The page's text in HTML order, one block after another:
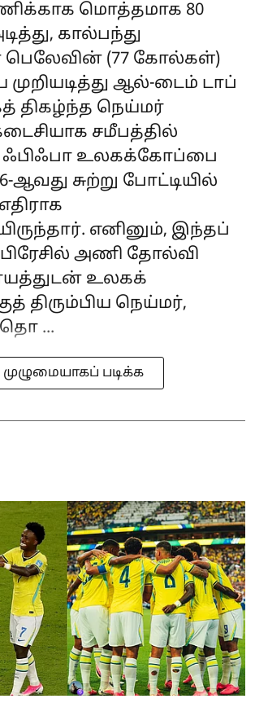
மொத்தமாக 80
கால்பந்து
(77 கோல்கள்)
ஆல்-டைம் டாப்
திகழ்ந்த நெய்மர்
சமீபத்தில்
உலகக்கோப்பை
ஆவது சுற்று போட்டியில்
எனினும், இந்தப்
அணி தோல்வி
உலகக்
திரும்பிய நெய்மர்,
தொ ...
முழுமையாகப் படிக்க